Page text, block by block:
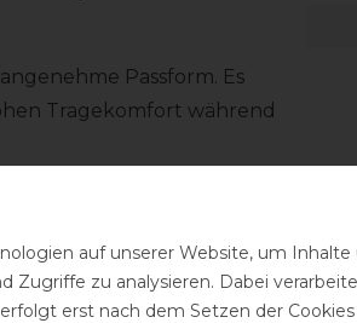
Passform. Es
Tragekomfort während
Gefühl am
lässt sich einfach
und bleibt auch bei
auf unserer Website, um
Zugriffe zu analysieren. Dabei
erst nach dem Setzen der